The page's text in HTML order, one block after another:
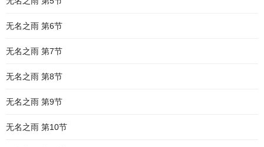
无名之雨 第6节
无名之雨 第7节
无名之雨 第8节
无名之雨 第9节
无名之雨 第10节